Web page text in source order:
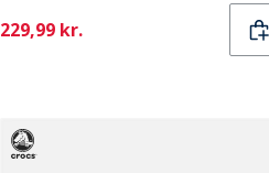
Current
229,99 kr.